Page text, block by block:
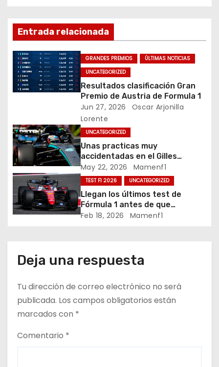
a
c
i
ó
d
e
e
n
t
a
a
s
Entrada relacionada
GRANDES PREMIOS
ÚLTIMAS NOTICIAS
UNCATEGORIZED
Resultados clasificación Gran
Premio de Austria de Formula 1
Jun 27, 2026
Oscar Arjonilla
Lorente
UNCATEGORIZED
Unas practicas muy
accidentadas en el Gilles
Villeneuve deja a Fernando en
buena posición, ¿será real?… /
Crónica libes 1 GP Canadá
May 22, 2026 Mamenf1
TEST F1 2026 UNCATEGORIZED
Llegan los últimos test de
Fórmula 1 antes de que
comience la nueva temporada
Feb 18, 2026 Mamenf1
Deja una respuesta
Tu dirección de correo electrónico no será
publicada. Los campos obligatorios están
marcados con *
Comentario *